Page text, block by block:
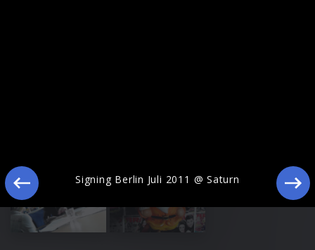
Signing Berlin Juli 2011 @ Saturn